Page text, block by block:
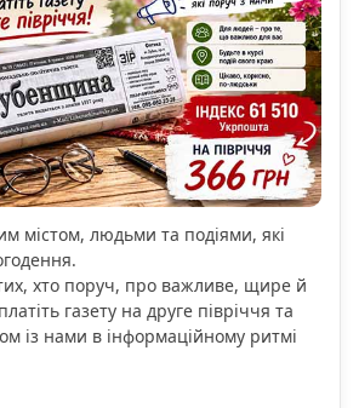
містом, людьми та подіями, які
хто поруч, про важливе, щире й
газету на друге півріччя та
із нами в інформаційному ритмі